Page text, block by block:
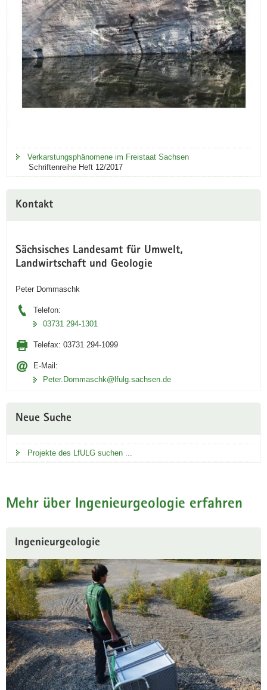
Verkarstungsphänomene im Freistaat Sachsen
Schriftenreihe Heft 12/2017
Kontakt
Sächsisches Landesamt für Umwelt,
Landwirtschaft und Geologie
Peter Dommaschk
Telefon:
03731 294-1301
Telefax: 03731 294-1099
E-Mail:
Peter.Dommaschk@lfulg.sachsen.de
Neue Suche
Projekte des LfULG suchen ...
Mehr über Ingenieurgeologie erfahren
Ingenieurgeologie